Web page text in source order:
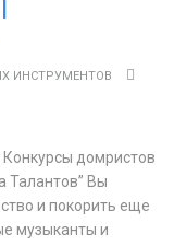
ИНСТРУМЕНТОВ
домристов
Талантов” Вы
и покорить еще
музыканты и